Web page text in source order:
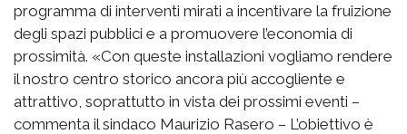
programma di interventi mirati a incentivare la fruizione
degli spazi pubblici e a promuovere l’economia di
prossimità. «Con queste installazioni vogliamo rendere
il nostro centro storico ancora più accogliente e
attrattivo, soprattutto in vista dei prossimi eventi –
commenta il sindaco Maurizio Rasero – L’obiettivo è